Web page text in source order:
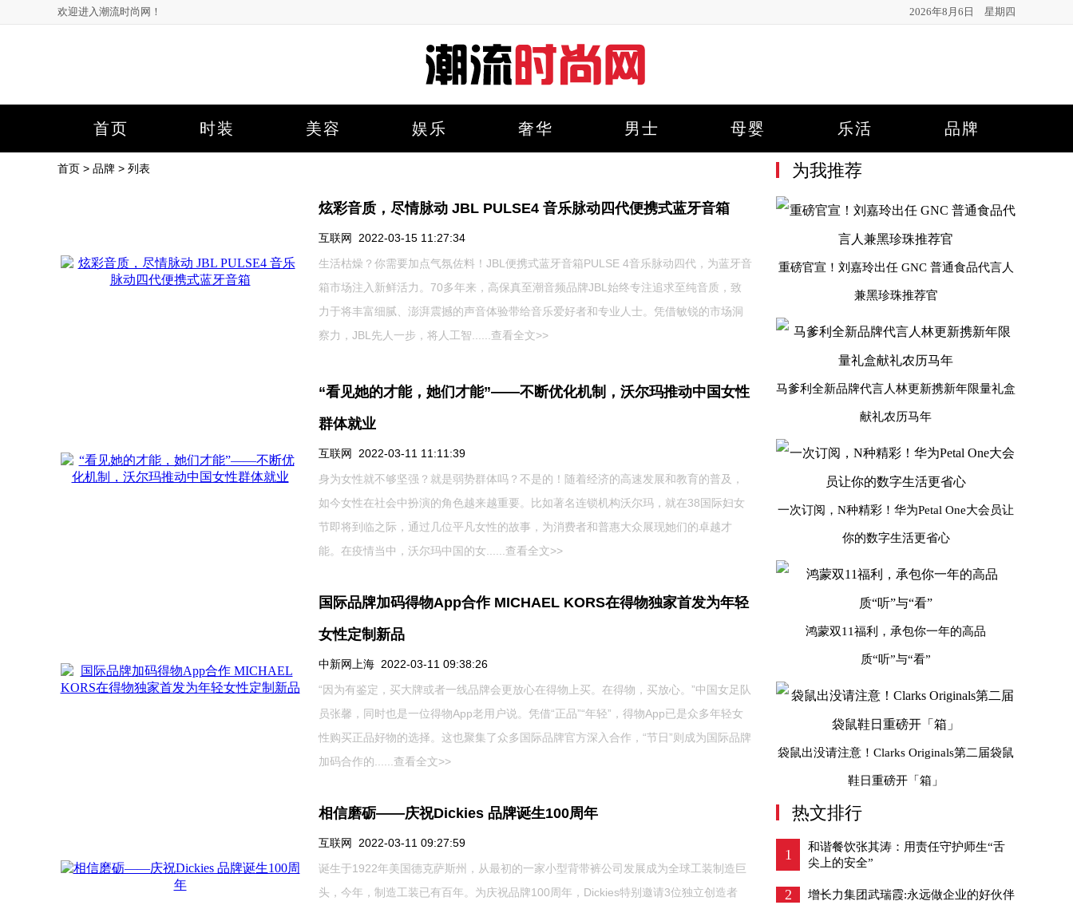
欢迎进入潮流时尚网！ 2026年8月6日 星期四
首页 时装 美容 娱乐 奢华 男士 母婴 乐活 品牌
首页 > 品牌 > 列表
炫彩音质，尽情脉动 JBL PULSE4 音乐脉动四代便携式蓝牙音箱
互联网 2022-03-15 11:27:34
生活枯燥？你需要加点气氛佐料！JBL便携式蓝牙音箱PULSE 4音乐脉动四代，为蓝牙音
箱市场注入新鲜活力。70多年来，高保真至潮音频品牌JBL始终专注追求至纯音质，致
力于将丰富细腻、澎湃震撼的声音体验带给音乐爱好者和专业人士。凭借敏锐的市场洞
察力，JBL先人一步，将人工智...... 查看全文>>
“看见她的才能，她们才能”——不断优化机制，沃尔玛推动中国女性
群体就业
互联网 2022-03-11 11:11:39
身为女性就不够坚强？就是弱势群体吗？不是的！随着经济的高速发展和教育的普及，
如今女性在社会中扮演的角色越来越重要。比如著名连锁机构沃尔玛，就在38国际妇女
节即将到临之际，通过几位平凡女性的故事，为消费者和普惠大众展现她们的卓越才
能。在疫情当中，沃尔玛中国的女...... 查看全文>>
国际品牌加码得物App合作 MICHAEL KORS在得物独家首发为年轻
女性定制新品
中新网上海 2022-03-11 09:38:26
“因为有鉴定，买大牌或者一线品牌会更放心在得物上买。在得物，买放心。”中国女足队
员张馨，同时也是一位得物App老用户说。凭借“正品”“年轻”，得物App已是众多年轻女
性购买正品好物的选择。这也聚集了众多国际品牌官方深入合作，“节日”则成为国际品牌
加码合作的...... 查看全文>>
相信磨砺——庆祝Dickies 品牌诞生100周年
互联网 2022-03-11 09:27:59
诞生于1922年美国德克萨斯州，从最初的一家小型背带裤公司发展成为全球工装制造巨
头，今年，制造工装已有百年。为庆祝品牌100周年，Dickies特别邀请3位独立创造者
为我推荐
重磅官宣！刘嘉玲出任 GNC 普通食品代言人
兼黑珍珠推荐官
马爹利全新品牌代言人林更新携新年限量礼盒
献礼农历马年
一次订阅，N种精彩！华为Petal One大会员让
你的数字生活更省心
鸿蒙双11福利，承包你一年的高品
质“听”与“看”
袋鼠出没请注意！Clarks Originals第二届袋鼠
鞋日重磅开「箱」
热文排行
1
和谐餐饮张其涛：用责任守护师生“舌
尖上的安全”
2 增长力集团武瑞霞:永远做企业的好伙伴